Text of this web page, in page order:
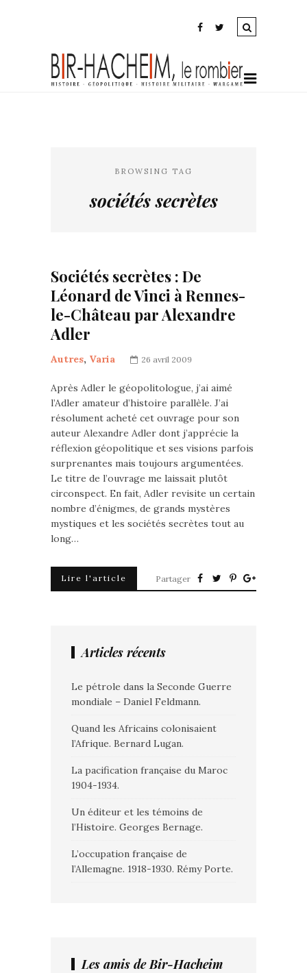
BROWSING TAG
sociétés secrètes
Sociétés secrètes : De
Léonard de Vinci à Rennes-
le-Château par Alexandre
Adler
Autres, Varia 26 avril 2009
Après Adler le géopolitologue, j’ai aimé
l’Adler amateur d’histoire parallèle. J’ai
résolument acheté cet ouvrage pour son
auteur Alexandre Adler dont j’apprécie la
réflexion géopolitique et ses visions parfois
surprenantes mais toujours argumentées.
Le titre de l’ouvrage me laissait plutôt
circonspect. En fait, Adler revisite un certain
nombre d’énigmes, de grands mystères
mystiques et les sociétés secrètes tout au
long…
Lire l'article Partager
Articles récents
Le pétrole dans la Seconde Guerre
mondiale – Daniel Feldmann.
Quand les Africains colonisaient
l’Afrique. Bernard Lugan.
La pacification française du Maroc
1904-1934.
Un éditeur et les témoins de
l’Histoire. Georges Bernage.
L’occupation française de
l’Allemagne. 1918-1930. Rémy Porte.
Les amis de Bir-Hacheim